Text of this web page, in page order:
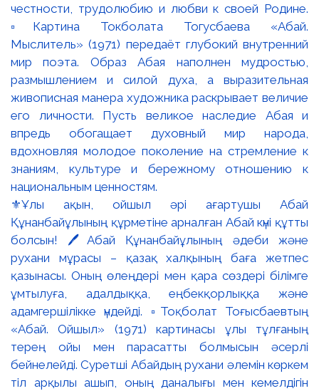
⚜️Ұлы ақын, ойшыл әрі ағартушы Абай
Құнанбайұлының құрметіне арналған Абай күні құтты
болсын! 🖊️Абай Құнанбайұлының әдеби және
рухани мұрасы – қазақ халқының баға жетпес
қазынасы. Оның өлеңдері мен қара сөздері білімге
ұмтылуға, адалдыққа, еңбекқорлыққа және
адамгершілікке үндейді. ▫️Тоқболат Тоғысбаевтың
«Абай. Ойшыл» (1971) картинасы ұлы тұлғаның
терең ойы мен парасатты болмысын әсерлі
бейнелейді. Суретші Абайдың рухани әлемін көркем
тіл арқылы ашып, оның даналығы мен кемелдігін